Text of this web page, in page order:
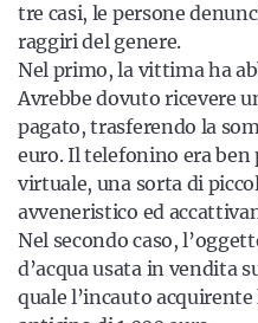
tre casi, le persone
raggiri del genere.
Nel primo, la vittima ha
Avrebbe dovuto ricevere
pagato, trasferendo la
euro. Il telefonino era
virtuale, una sorta di
avveneristico ed
Nel secondo caso,
d’acqua usata in vendita
quale l’incauto